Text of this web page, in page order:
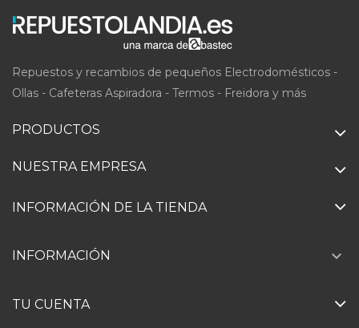
Repuestos y recambios de pequeños Electrodomésticos -
Ollas - Cafeteras Aspiradora - Termos - Freidora y más
PRODUCTOS
NUESTRA EMPRESA
INFORMACIÓN DE LA TIENDA
INFORMACIÓN 
TU CUENTA